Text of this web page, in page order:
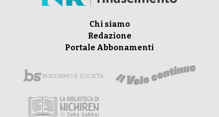
Chi siamo
Redazione
Portale Abbonamenti